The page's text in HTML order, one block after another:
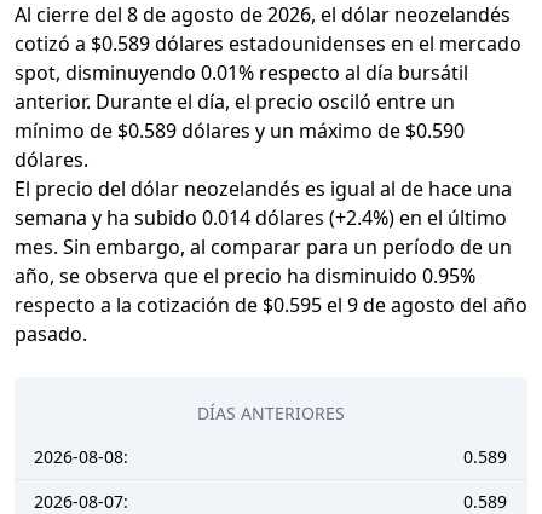
Al cierre del 8 de agosto de 2026, el dólar neozelandés
cotizó a $0.589 dólares estadounidenses en el mercado
spot, disminuyendo 0.01% respecto al día bursátil
anterior. Durante el día, el precio osciló entre un
mínimo de $0.589 dólares y un máximo de $0.590
dólares.
El precio del dólar neozelandés es igual al de hace una
semana y ha subido 0.014 dólares (+2.4%) en el último
mes. Sin embargo, al comparar para un período de un
año, se observa que el precio ha disminuido 0.95%
respecto a la cotización de $0.595 el 9 de agosto del año
pasado.
DÍAS ANTERIORES
2026-08-08:
0.589
2026-08-07:
0.589